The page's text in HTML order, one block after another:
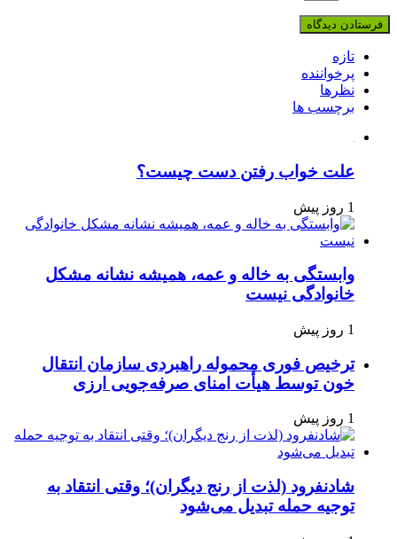
تازه
پرخواننده
نظرها
برچسب ها
علت خواب رفتن دست چیست؟
1 روز پیش
وابستگی به خاله و عمه، همیشه نشانه مشکل
خانوادگی نیست
1 روز پیش
ترخیص فوری محموله راهبردی سازمان انتقال
خون توسط هیأت امنای صرفه‌جویی ارزی
1 روز پیش
شادنفرود (لذت از رنج دیگران)؛ وقتی انتقاد به
توجیه حمله تبدیل می‌شود